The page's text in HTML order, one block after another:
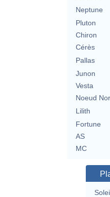
Neptune
Pluton
Chiron
Cérès
Pallas
Junon
Vesta
Noeud
Lilith
Fortune
AS
MC